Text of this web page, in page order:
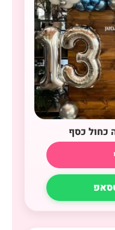
כחול כסף